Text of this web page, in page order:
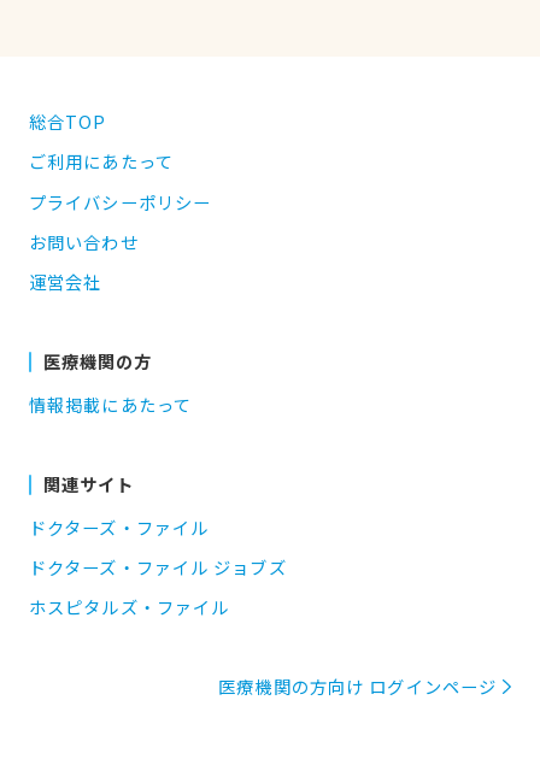
総合TOP
ご利用にあたって
プライバシーポリシー
お問い合わせ
運営会社
医療機関の方
情報掲載にあたって
関連サイト
ドクターズ・ファイル
ドクターズ・ファイル ジョブズ
ホスピタルズ・ファイル
医療機関の方向け ログインページ